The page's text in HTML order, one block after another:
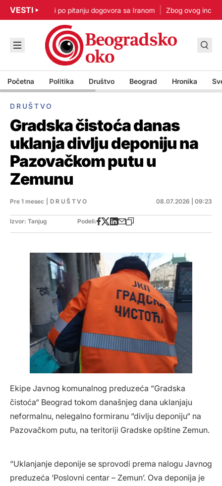
VESTI
Nisam u žurbi po pitanju dogovora sa Iranom Zbog ovog
Početna Politika Društvo Beograd Hronika
DRUŠTVO
Gradska čistoća danas
uklanja divlju deponiju na
Pazovačkom putu u
Zemunu
Pre 1 mesec DRUŠTVO 08.07.2026 | 09:23
Izvor: Tanjug Podeli:
Ekipe Javnog komunalnog preduzeća “Gradska
čistoća“ Beograd tokom današnjeg dana uklanjaju
neformalnu, nelegalno formiranu “divlju deponiju“ na
Pazovačkom putu, na teritoriji Gradske opštine Zemun.
“Uklanjanje deponije se sprovodi prema nalogu Javnog
preduzeća ‘Poslovni centar – Zemun’. Ova deponija je